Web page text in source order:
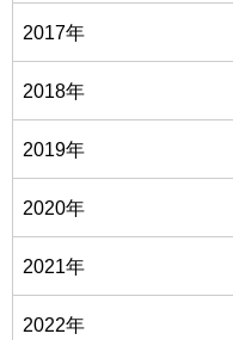
2017年
2018年
2019年
2020年
2021年
2022年